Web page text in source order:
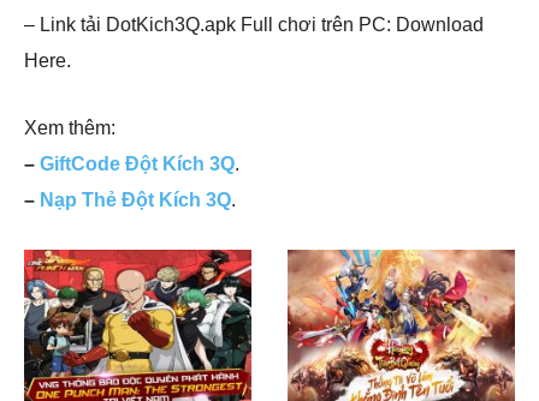
– Link tải DotKich3Q.apk Full chơi trên PC: Download
Here.
Xem thêm:
– GiftCode Đột Kích 3Q.
– Nạp Thẻ Đột Kích 3Q.